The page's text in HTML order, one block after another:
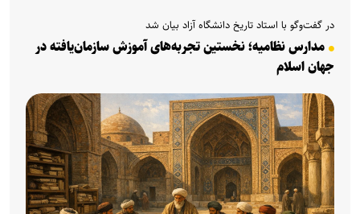
در گفت‌وگو با استاد تاریخ دانشگاه آزاد بیان شد
مدارس نظامیه؛ نخستین تجربه‌های آموزش سازمان‌یافته در
جهان اسلام